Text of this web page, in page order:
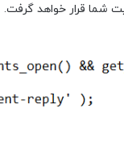
شما قرار خواهد گرفت.